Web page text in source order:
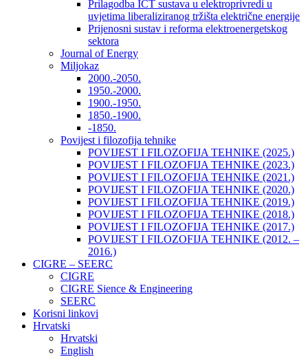
Prilagodba ICT sustava u elektroprivredi u
uvjetima liberaliziranog tržišta električne energije
Prijenosni sustav i reforma elektroenergetskog
sektora
Journal of Energy
Miljokaz
2000.-2050.
1950.-2000.
1900.-1950.
1850.-1900.
-1850.
Povijest i filozofija tehnike
POVIJEST I FILOZOFIJA TEHNIKE (2025.)
POVIJEST I FILOZOFIJA TEHNIKE (2023.)
POVIJEST I FILOZOFIJA TEHNIKE (2021.)
POVIJEST I FILOZOFIJA TEHNIKE (2020.)
POVIJEST I FILOZOFIJA TEHNIKE (2019.)
POVIJEST I FILOZOFIJA TEHNIKE (2018.)
POVIJEST I FILOZOFIJA TEHNIKE (2017.)
POVIJEST I FILOZOFIJA TEHNIKE (2012. –
2016.)
CIGRE – SEERC
CIGRE
CIGRE Sience & Engineering
SEERC
Korisni linkovi
Hrvatski
Hrvatski
English